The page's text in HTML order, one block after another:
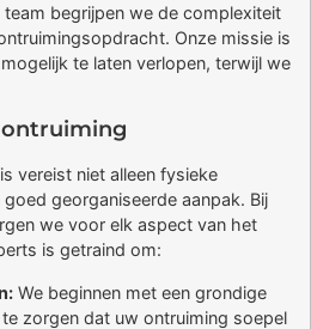
begrijpen we de complexiteit
Onze missie is
te laten verlopen, terwijl we
ontruiming
vereist niet alleen fysieke
georganiseerde aanpak. Bij
we voor elk aspect van het
is getraind om:
We beginnen met een grondige
zorgen dat uw ontruiming soepel